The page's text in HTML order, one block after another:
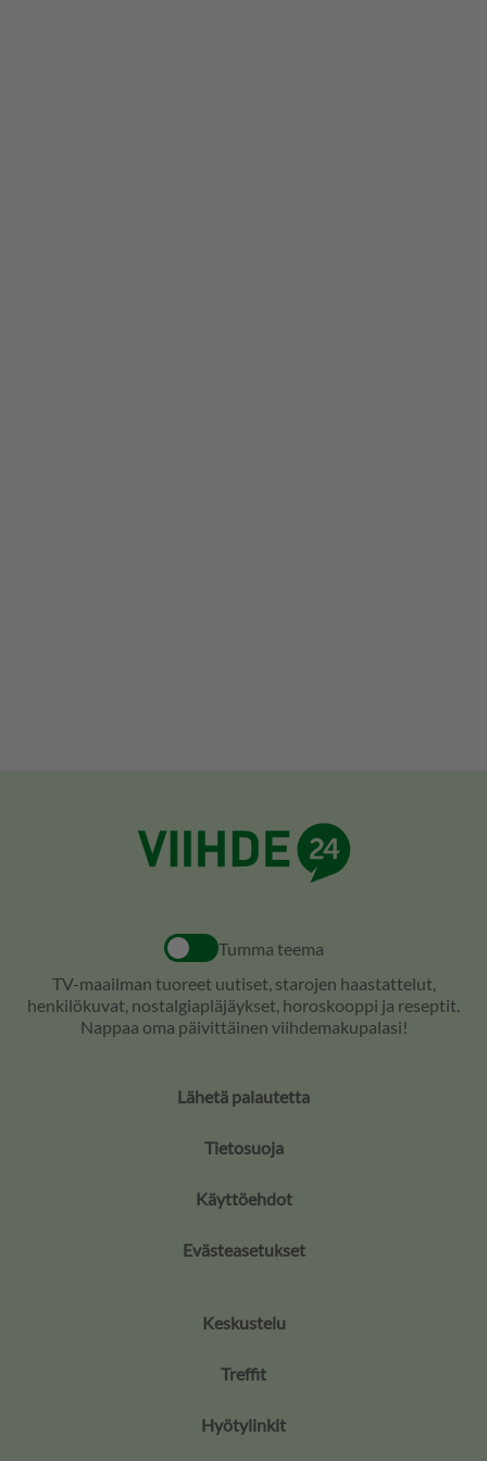
Tumma teema
TV-maailman tuoreet uutiset, starojen haastattelut,
henkilökuvat, nostalgiapläjäykset, horoskooppi ja reseptit.
Nappaa oma päivittäinen viihdemakupalasi!
Lähetä palautetta
Tietosuoja
Käyttöehdot
Evästeasetukset
Keskustelu
Treffit
Hyötylinkit